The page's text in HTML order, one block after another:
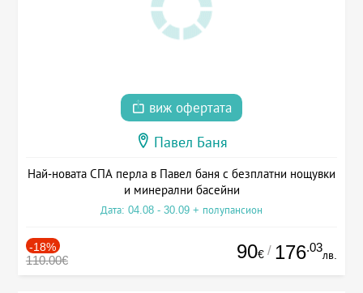
виж офертата
Павел Баня
Най-новата СПА перла в Павел баня с безплатни нощувки
и минерални басейни
Дата: 04.08 - 30.09 + полупансион
-18%
110.00€ 90€ / 176.03
лв.